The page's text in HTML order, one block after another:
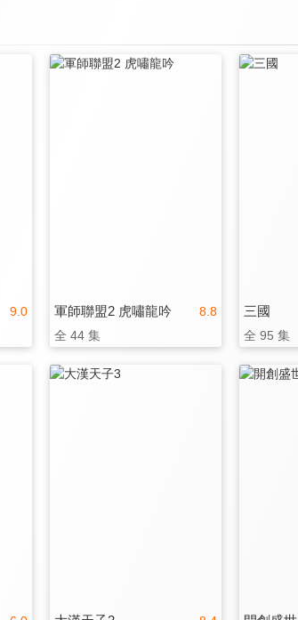
9.0 8.8
軍師聯盟2 虎嘯龍吟
全 44 集
三國
全 95 集